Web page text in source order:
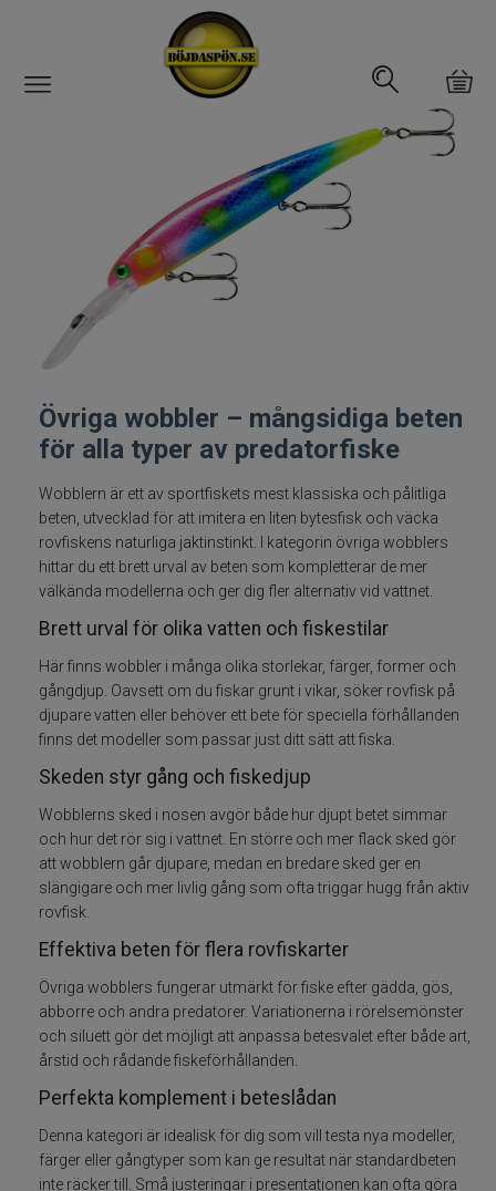
Spön
Fiskeset
Betespaket
Handgjorda beten
Jerkbaits - tailbaits
Vibrationsbeten Bladebaits
Ytbete
Spinnare
Skeddrag
Havsfiske
PowerBait/Gulp
Övriga wobbler – mångsidiga beten
för alla typer av predatorfiske
Wobblern är ett av sportfiskets mest klassiska och pålitliga
beten, utvecklad för att imitera en liten bytesfisk och väcka
rovfiskens naturliga jaktinstinkt. I kategorin övriga wobblers
hittar du ett brett urval av beten som kompletterar de mer
välkända modellerna och ger dig fler alternativ vid vattnet.
Brett urval för olika vatten och fiskestilar
Här finns wobbler i många olika storlekar, färger, former och
gångdjup. Oavsett om du fiskar grunt i vikar, söker rovfisk på
djupare vatten eller behöver ett bete för speciella förhållanden
finns det modeller som passar just ditt sätt att fiska.
Skeden styr gång och fiskedjup
Wobblerns sked i nosen avgör både hur djupt betet simmar
och hur det rör sig i vattnet. En större och mer flack sked gör
att wobblern går djupare, medan en bredare sked ger en
slängigare och mer livlig gång som ofta triggar hugg från aktiv
rovfisk.
Effektiva beten för flera rovfiskarter
Övriga wobblers fungerar utmärkt för fiske efter gädda, gös,
abborre och andra predatorer. Variationerna i rörelsemönster
och siluett gör det möjligt att anpassa betesvalet efter både art,
årstid och rådande fiskeförhållanden.
Perfekta komplement i beteslådan
Denna kategori är idealisk för dig som vill testa nya modeller,
färger eller gångtyper som kan ge resultat när standardbeten
inte räcker till. Små justeringar i presentationen kan ofta göra